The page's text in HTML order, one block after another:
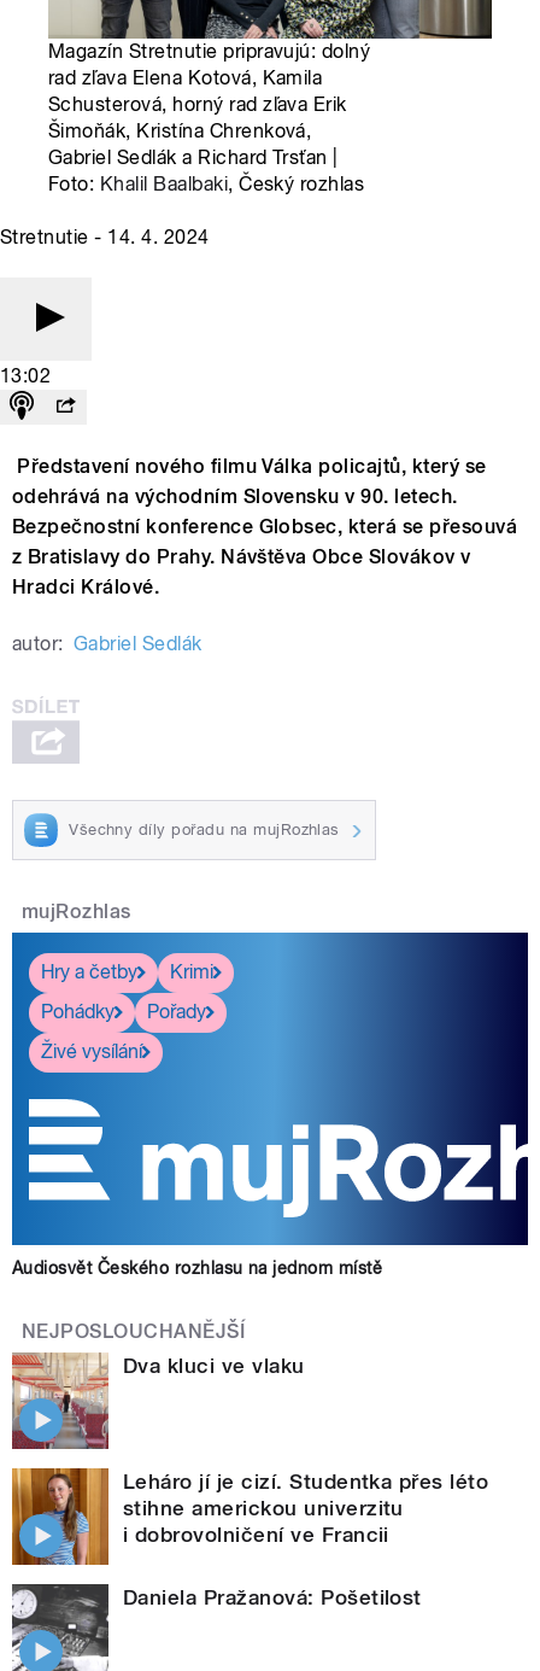
Magazín Stretnutie pripravujú: dolný
rad zľava Elena Kotová, Kamila
Schusterová, horný rad zľava Erik
Šimoňák, Kristína Chrenková,
Gabriel Sedlák a Richard Trsťan |
Foto: Khalil Baalbaki, Český rozhlas
Stretnutie - 14. 4. 2024
13:02
Představení nového filmu Válka policajtů, který se
odehrává na východním Slovensku v 90. letech.
Bezpečnostní konference Globsec, která se přesouvá
z Bratislavy do Prahy. Návštěva Obce Slovákov v
Hradci Králové.
autor: Gabriel Sedlák
Všechny díly pořadu na mujRozhlas
mujRozhlas
Hry a četby
Krimi
Pohádky
Pořady
Živé vysílání
Audiosvět Českého rozhlasu na jednom místě
NEJPOSLOUCHANĚJŠÍ
Dva kluci ve vlaku
Leháro jí je cizí. Studentka přes léto
stihne americkou univerzitu
i dobrovolničení ve Francii
Daniela Pražanová: Pošetilost